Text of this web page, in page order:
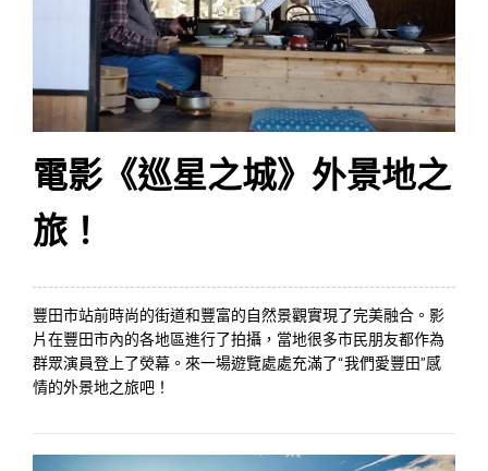
電影《巡星之城》外景地之
旅！
豐田市站前時尚的街道和豐富的自然景觀實現了完美融合。影
片在豐田市內的各地區進行了拍攝，當地很多市民朋友都作為
群眾演員登上了熒幕。來一場遊覽處處充滿了“我們愛豐田”感
情的外景地之旅吧！